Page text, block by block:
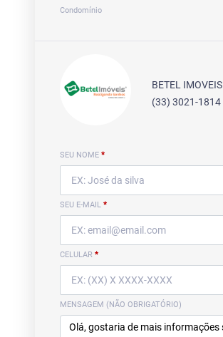
Condomínio
BETEL IMOVEIS
(33) 3021-1814
SEU NOME *
SEU E-MAIL *
CELULAR *
MENSAGEM (NÃO OBRIGATÓRIO)